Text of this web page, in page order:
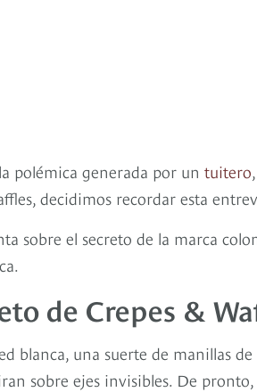
polémica generada por un tuitero
decidimos recordar esta
sobre el secreto de la marca
de Crepes &
blanca, una suerte de manillas
sobre ejes invisibles. De